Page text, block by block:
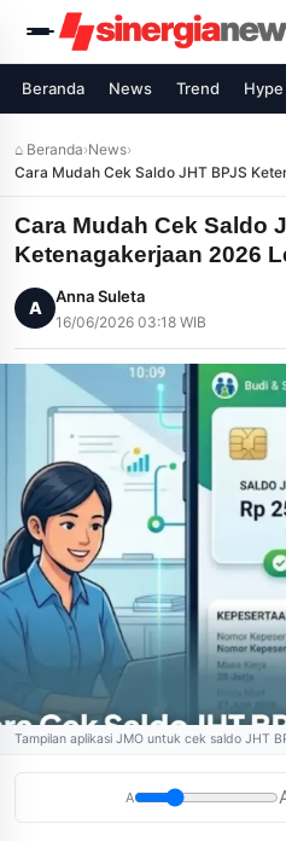
Beranda News Trend Hype
⌂ Beranda›News›
Cara Mudah Cek Saldo JHT BPJS
Cara Mudah Cek Saldo
Ketenagakerjaan 2026
A
Anna Suleta
16/06/2026 03:18 WIB
Tampilan aplikasi JMO untuk cek saldo JHT
A